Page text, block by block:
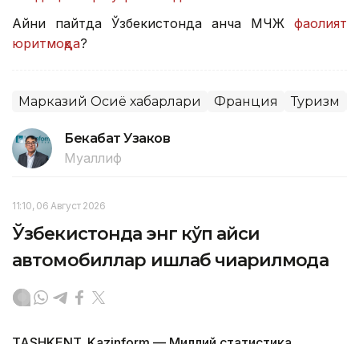
Айни пайтда Ўзбекистонда қанча МЧЖ фаолият
юритмоқда?
Марказий Осиё хабарлари Франция Туризм
Бекабат Узаков
Муаллиф
11:10, 06 Август 2026
Ўзбекистонда энг кўп қайси
автомобиллар ишлаб чиқарилмоқда